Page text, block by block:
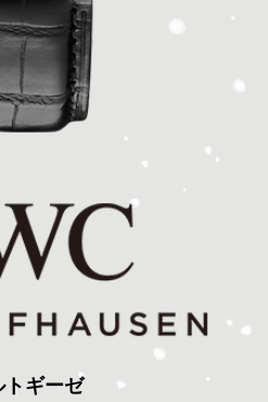
トギーゼ